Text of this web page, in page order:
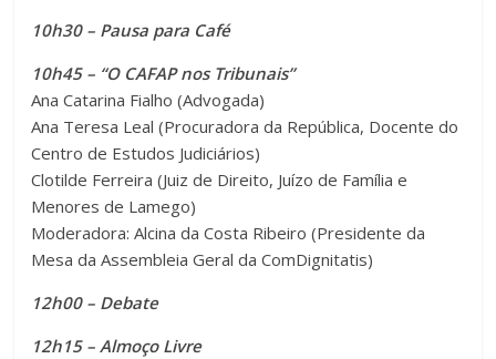
10h30 – Pausa para Café
10h45 – “O CAFAP nos Tribunais”
Ana Catarina Fialho (Advogada)
Ana Teresa Leal (Procuradora da República, Docente do
Centro de Estudos Judiciários)
Clotilde Ferreira (Juiz de Direito, Juízo de Família e
Menores de Lamego)
Moderadora: Alcina da Costa Ribeiro (Presidente da
Mesa da Assembleia Geral da ComDignitatis)
12h00 – Debate
12h15 – Almoço Livre